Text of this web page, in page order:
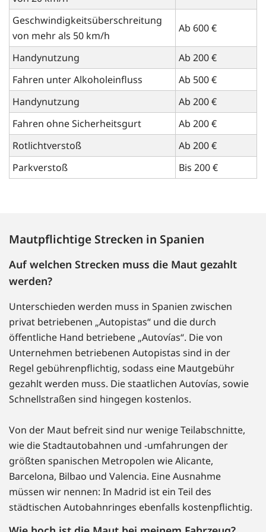
Geschwindigkeitsüberschreitung
von mehr als 50 km/h
Ab 600 €
Handynutzung
Ab 200 €
Fahren unter Alkoholeinfluss
Ab 500 €
Handynutzung
Ab 200 €
Fahren ohne Sicherheitsgurt
Ab 200 €
Rotlichtverstoß
Ab 200 €
Parkverstoß
Bis 200 €
Mautpflichtige Strecken in Spanien
Auf welchen Strecken muss die Maut gezahlt
werden?
Unterschieden werden muss in Spanien zwischen
privat betriebenen „Autopistas“ und die durch
öffentliche Hand betriebene „Autovías“. Die von
Unternehmen betriebenen Autopistas sind in der
Regel gebührenpflichtig, sodass eine Mautgebühr
gezahlt werden muss. Die staatlichen Autovías, sowie
Schnellstraßen sind hingegen kostenlos.
Von der Maut befreit sind nur wenige Teilabschnitte,
wie die Stadtautobahnen und -umfahrungen der
größten spanischen Metropolen wie Alicante,
Barcelona, Bilbao und Valencia. Eine Ausnahme
müssen wir nennen: In Madrid ist ein Teil des
städtischen Autobahnringes ebenfalls kostenpflichtig.